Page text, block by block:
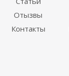
Отызвы
Контакты